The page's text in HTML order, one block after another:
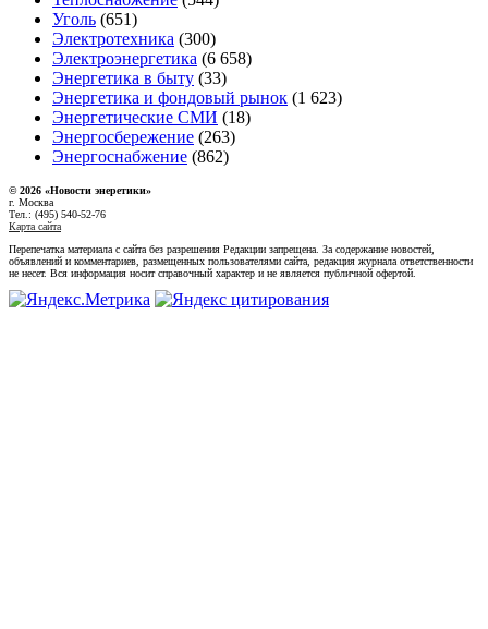
Уголь (651)
Электротехника (300)
Электроэнергетика (6 658)
Энергетика в быту (33)
Энергетика и фондовый рынок (1 623)
Энергетические СМИ (18)
Энергосбережение (263)
Энергоснабжение (862)
© 2026 «Новости энеретики»
г. Москва
Тел.: (495) 540-52-76
Карта сайта
Перепечатка материала с сайта без разрешения Редакции запрещена. За содержание новостей,
объявлений и комментариев, размещенных пользователями сайта, редакция журнала ответственности
не несет. Вся информация носит справочный характер и не является публичной офертой.